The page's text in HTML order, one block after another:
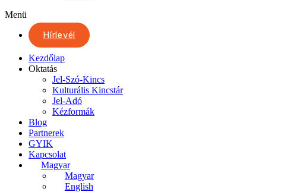
Menü
Hírlevél
Kezdőlap
Oktatás
Jel-Szó-Kincs
Kulturális Kincstár
Jel-Adó
Kézformák
Blog
Partnerek
GYIK
Kapcsolat
Magyar
Magyar
English